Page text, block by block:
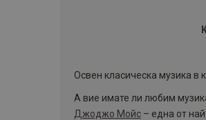
Освен класическа музика
А вие имате ли любим
Джоджо Мойс – една от